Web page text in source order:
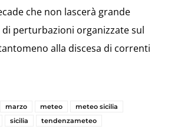
che non lascerà grande
di perturbazioni organizzate sul
alla discesa di correnti
marzo meteo
meteo sicilia
sicilia tendenzameteo